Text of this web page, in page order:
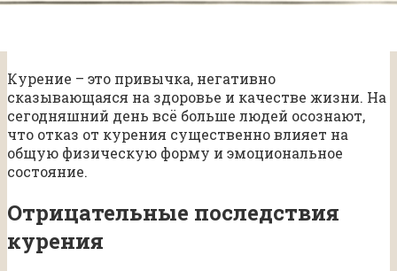
Курение – это привычка, негативно
сказывающаяся на здоровье и качестве жизни. На
сегодняшний день всё больше людей осознают,
что отказ от курения существенно влияет на
общую физическую форму и эмоциональное
состояние.
Отрицательные последствия
курения